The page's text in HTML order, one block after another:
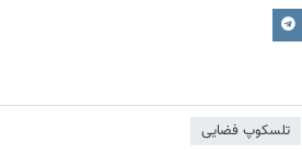
تلسکوپ فضایی